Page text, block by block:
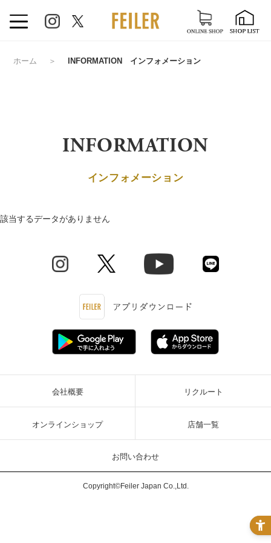
ホーム ＞ INFORMATION インフォメーション
INFORMATION
インフォメーション
該当するデータがありません
会社概要 リクルート
オンラインショップ 店舗一覧
お問い合わせ
Copyright©Feiler Japan Co.,Ltd.